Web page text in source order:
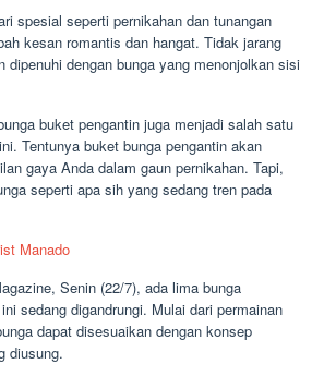
spesial seperti pernikahan dan tunangan
kesan romantis dan hangat. Tidak jarang
dipenuhi dengan bunga yang menonjolkan sisi
buket pengantin juga menjadi salah satu
Tentunya buket bunga pengantin akan
gaya Anda dalam gaun pernikahan. Tapi,
seperti apa sih yang sedang tren pada
Manado
Senin (22/7), ada lima bunga
sedang digandrungi. Mulai dari permainan
dapat disesuaikan dengan konsep
diusung.